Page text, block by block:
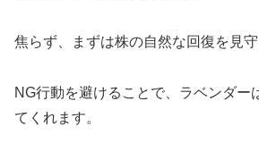
焦らず、まずは株の自然な回復を見守
NG行動を避けることで、ラベンダー
てくれます。